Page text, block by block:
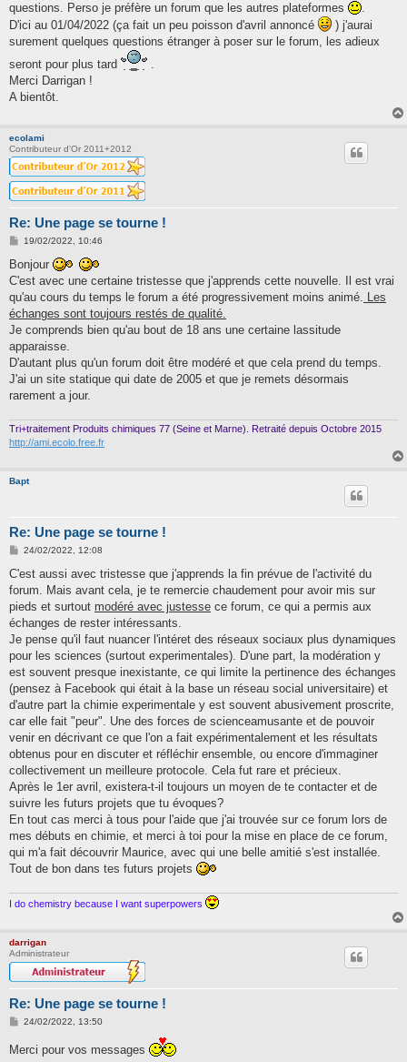
questions. Perso je préfère un forum que les autres plateformes
.
D'ici au 01/04/2022 (ça fait un peu poisson d'avril annoncé
) j'aurai
surement quelques questions étranger à poser sur le forum, les adieux
seront pour plus tard
.
Merci Darrigan !
A bientôt.
ecolami
Contributeur d'Or 2011+2012
Re: Une page se tourne !
M
s
a
g
19/02/2022, 10:46
Bonjour
C'est avec une certaine tristesse que j'apprends cette nouvelle. Il est vrai
qu'au cours du temps le forum a été progressivement moins animé. Les
échanges sont toujours restés de qualité.
Je comprends bien qu'au bout de 18 ans une certaine lassitude
apparaisse.
D'autant plus qu'un forum doit être modéré et que cela prend du temps.
J'ai un site statique qui date de 2005 et que je remets désormais
rarement a jour.
Tri+traitement Produits chimiques 77 (Seine et Marne). Retraité depuis Octobre 2015
http://ami.ecolo.free.fr
Bapt
Re: Une page se tourne !
M
s
a
g
24/02/2022, 12:08
C'est aussi avec tristesse que j'apprends la fin prévue de l'activité du
forum. Mais avant cela, je te remercie chaudement pour avoir mis sur
pieds et surtout modéré avec justesse ce forum, ce qui a permis aux
échanges de rester intéressants.
Je pense qu'il faut nuancer l'intéret des réseaux sociaux plus dynamiques
pour les sciences (surtout experimentales). D'une part, la modération y
est souvent presque inexistante, ce qui limite la pertinence des échanges
(pensez à Facebook qui était à la base un réseau social universitaire) et
d'autre part la chimie experimentale y est souvent abusivement proscrite,
car elle fait "peur". Une des forces de scienceamusante et de pouvoir
venir en décrivant ce que l'on a fait expérimentalement et les résultats
obtenus pour en discuter et réfléchir ensemble, ou encore d'immaginer
collectivement un meilleure protocole. Cela fut rare et précieux.
Après le 1er avril, existera-t-il toujours un moyen de te contacter et de
suivre les futurs projets que tu évoques?
En tout cas merci à tous pour l'aide que j'ai trouvée sur ce forum lors de
mes débuts en chimie, et merci à toi pour la mise en place de ce forum,
qui m'a fait découvrir Maurice, avec qui une belle amitié s'est installée.
Tout de bon dans tes futurs projets
I do chemistry because I want superpowers
darrigan
Administrateur
Re: Une page se tourne !
M
s
24/02/2022, 13:50
Merci pour vos messages